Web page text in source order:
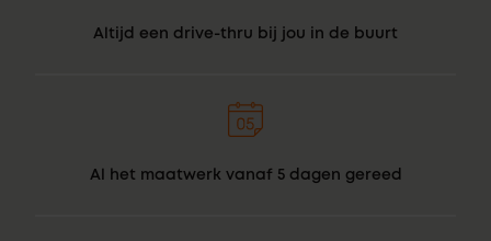
Altijd een drive-thru bij jou in de buurt
Al het maatwerk vanaf 5 dagen gereed